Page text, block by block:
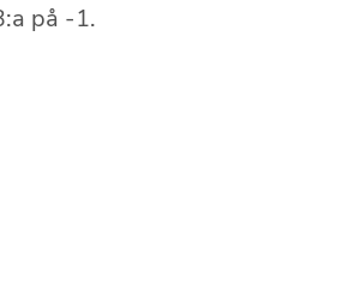
på -1.